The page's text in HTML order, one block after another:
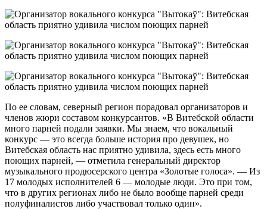
По ее словам, северный регион порадовал организаторов и
членов жюри составом конкурсантов. «В Витебской области
много парней подали заявки. Мы знаем, что вокальный
конкурс — это всегда больше история про девушек, но
Витебская область нас приятно удивила, здесь есть много
поющих парней, — отметила генеральный директор
музыкального продюсерского центра «Золотые голоса». — Из
17 молодых исполнителей 6 — молодые люди. Это при том,
что в других регионах либо не было вообще парней среди
полуфиналистов либо участвовал только один».